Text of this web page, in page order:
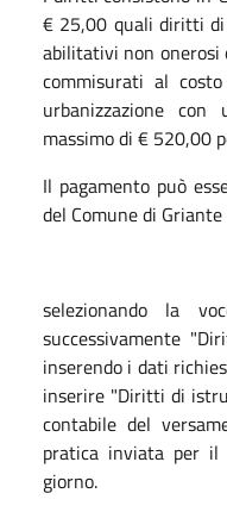
€ 25,00 quali diritti
abilitativi non onerosi
commisurati al
urbanizzazione
massimo di € 520,00
Il pagamento può
del Comune di
selezionando la
successivamente
inserendo i dati
inserire "Diritti di
contabile del
pratica inviata per
giorno.